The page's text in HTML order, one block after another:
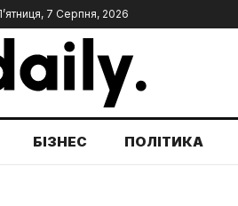
7 Серпня, 2026
БІЗНЕС ПОЛІТИКА